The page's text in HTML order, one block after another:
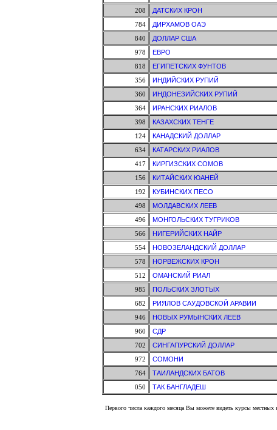
208
ДАТСКИХ КРОН
784
ДИРХАМОВ ОАЭ
840
ДОЛЛАР США
978
ЕВРО
818
ЕГИПЕТСКИХ ФУНТОВ
356
ИНДИЙСКИХ РУПИЙ
360
ИНДОНЕЗИЙСКИХ РУПИЙ
364
ИРАНСКИХ РИАЛОВ
398
КАЗАХСКИХ ТЕНГЕ
124
КАНАДСКИЙ ДОЛЛАР
634
КАТАРСКИХ РИАЛОВ
417
КИРГИЗСКИХ СОМОВ
156
КИТАЙСКИХ ЮАНЕЙ
192
КУБИНСКИХ ПЕСО
498
МОЛДАВСКИХ ЛЕЕВ
496
МОНГОЛЬСКИХ ТУГРИКОВ
566
НИГЕРИЙСКИХ НАЙР
554
НОВОЗЕЛАНДСКИЙ ДОЛЛАР
578
НОРВЕЖСКИХ КРОН
512
ОМАНСКИЙ РИАЛ
985
ПОЛЬСКИХ ЗЛОТЫХ
682
РИЯЛОВ САУДОВСКОЙ АРАВИИ
946
НОВЫХ РУМЫНСКИХ ЛЕЕВ
960
СДР
702
СИНГАПУРСКИЙ ДОЛЛАР
972
СОМОНИ
764
ТАИЛАНДСКИХ БАТОВ
050
ТАК БАНГЛАДЕШ
Первого числа каждого месяца Вы можете видеть курсы местных